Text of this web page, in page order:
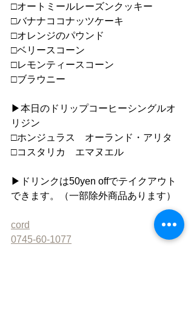
□オートミールレーズンクッキー
□バナナココナッツケーキ
□オレンジのパウンド
□ベリースコーン
□レモンティースコーン
□ブラウニー
▶︎本日のドリップコーヒーシングルオ
リジン
□ホンジュラス　オーランド・アリタ
□コスタリカ　エマヌエル
▶︎ドリンクは50yen offでテイクアウト
できます。（一部除外商品あります）
cord
0745-60-1077